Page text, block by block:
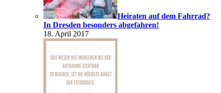
Heiraten auf dem Fahrrad?
In Dresden besonders abgefahren!
18. April 2017